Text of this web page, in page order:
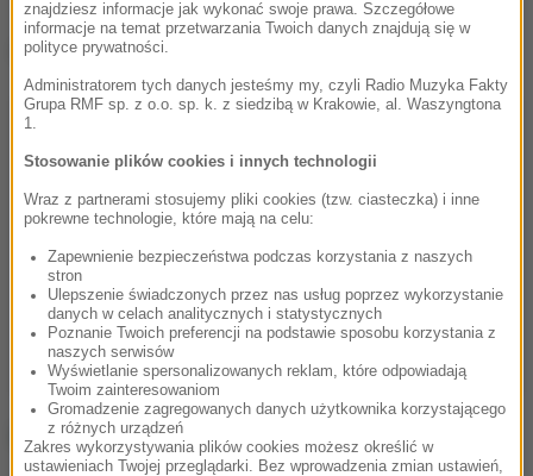
Dalsza część artykułu pod materiałem video:
znajdziesz informacje jak wykonać swoje prawa. Szczegółowe
informacje na temat przetwarzania Twoich danych znajdują się w
polityce prywatności.
Administratorem tych danych jesteśmy my, czyli Radio Muzyka Fakty
Grupa RMF sp. z o.o. sp. k. z siedzibą w Krakowie, al. Waszyngtona
1.
Stosowanie plików cookies i innych technologii
Wraz z partnerami stosujemy pliki cookies (tzw. ciasteczka) i inne
pokrewne technologie, które mają na celu:
Zapewnienie bezpieczeństwa podczas korzystania z naszych
stron
Ulepszenie świadczonych przez nas usług poprzez wykorzystanie
danych w celach analitycznych i statystycznych
Poznanie Twoich preferencji na podstawie sposobu korzystania z
naszych serwisów
Wyświetlanie spersonalizowanych reklam, które odpowiadają
Twoim zainteresowaniom
Gromadzenie zagregowanych danych użytkownika korzystającego
z różnych urządzeń
Zakres wykorzystywania plików cookies możesz określić w
ustawieniach Twojej przeglądarki. Bez wprowadzenia zmian ustawień,